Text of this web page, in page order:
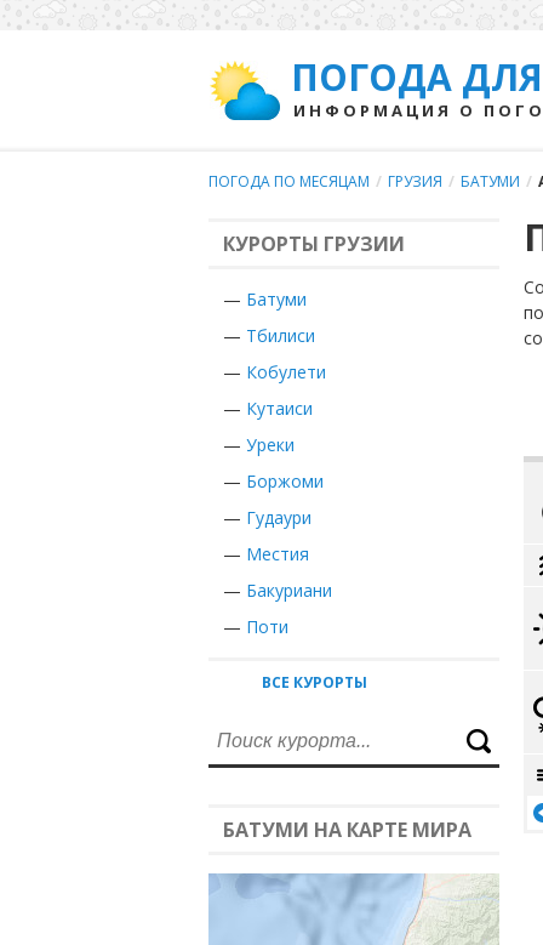
ПОГОДА
ИНФОРМАЦИЯ О
ПОГОДА ПО МЕСЯЦАМ / ГРУЗИЯ / БАТУМИ /
КУРОРТЫ ГРУЗИИ
— Батуми
— Тбилиси
— Кобулети
— Кутаиси
— Уреки
— Боржоми
— Гудаури
— Местия
— Бакуриани
— Поти
ВСЕ КУРОРТЫ
БАТУМИ НА КАРТЕ МИРА